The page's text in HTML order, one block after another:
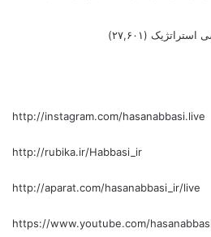
استراتژیک (۲۷,۶۰۱)
http://instagram.com/hasanabbasi.live
http://rubika.ir/Habbasi_ir
http://aparat.com/hasanabbasi_ir/live
https://www.youtube.com/